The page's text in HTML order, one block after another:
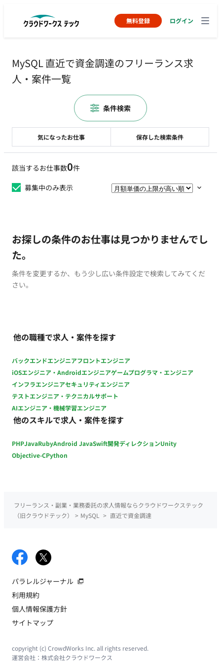
無料登録 ログイン
MySQL 直近で資金調達のフリーランス求
人・案件一覧
該当するお仕事数0件
募集中のみ表示
お探しの条件のお仕事は見つかりませんでし
た。
条件を変更するか、もう少し広い条件設定で検索してみてくだ
さい。
他の職種で求人・案件を探す
バックエンドエンジニアフロントエンジニア
iOSエンジニア・Androidエンジニアゲームプログラマ・エンジニア
インフラエンジニアセキュリティエンジニア
テストエンジニア・テクニカルサポート
AIエンジニア・機械学習エンジニア
他のスキルで求人・案件を探す
PHPJavaRubyAndroid JavaSwift開発ディレクションUnity
Objective-CPython
気になったお仕事 保存した検索条件
条件検索
フリーランス・副業・業務委託の求人情報ならクラウドワークステック
（旧クラウドテック）
> MySQL > 直近で資金調達
パラレルジャーナル
利用規約
個人情報保護方針
サイトマップ
copyright (c) CrowdWorks Inc. all rights reserved.
運営会社： 株式会社クラウドワークス